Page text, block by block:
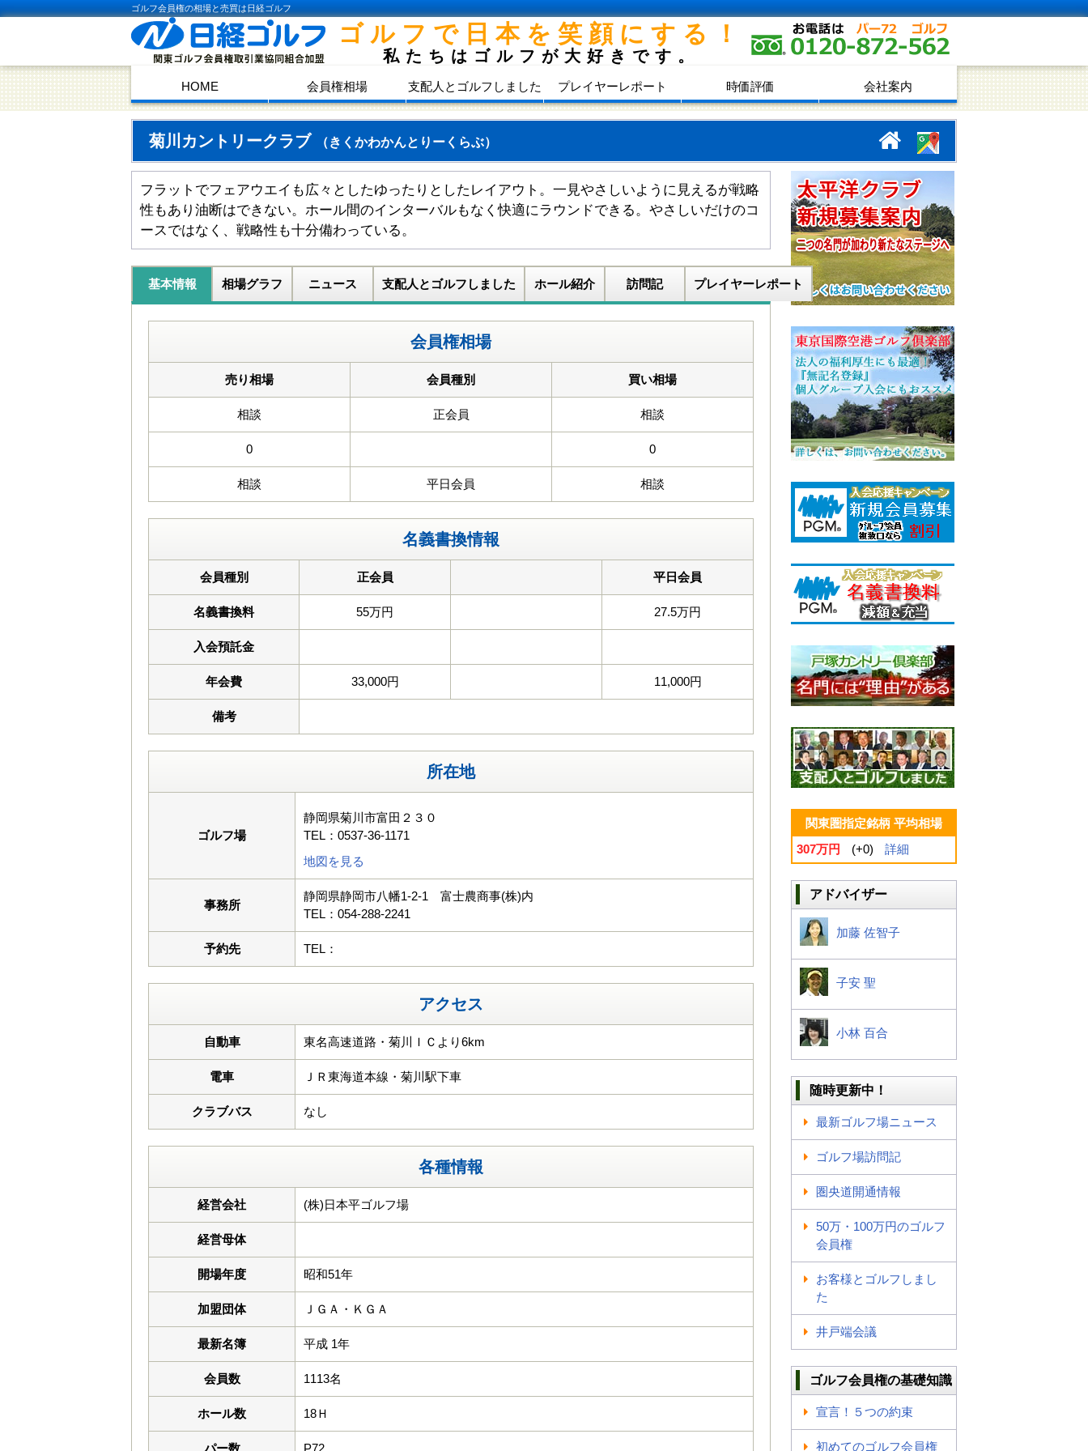
ゴルフ会員権の相場と売買は日経ゴルフ
ゴルフで日本を笑顔にする！
私たちはゴルフが大好きです。
HOME 会員権相場 支配人とゴルフしました プレイヤーレポート 時価評価 会社案内
菊川カントリークラブ （きくかわかんとりーくらぶ）
フラットでフェアウエイも広々としたゆったりとしたレイアウト。一見やさしいように見えるが戦略
性もあり油断はできない。ホール間のインターバルもなく快適にラウンドできる。やさしいだけのコ
ースではなく、戦略性も十分備わっている。
基本情報 相場グラフ ニュース 支配人とゴルフしました ホール紹介 訪問記 プレイヤーレポート
会員権相場
売り相場 会員種別 買い相場
相談 正会員 相談
0 0
相談 平日会員 相談
名義書換情報
会員種別 正会員 平日会員
名義書換料 55万円 27.5万円
入会預託金
年会費 33,000円 11,000円
備考
所在地
ゴルフ場
静岡県菊川市富田２３０
TEL：0537-36-1171
地図を見る
事務所
静岡県静岡市八幡1-2-1 富士農商事(株)内
TEL：054-288-2241
予約先 TEL：
アクセス
自動車 東名高速道路・菊川ＩＣより6km
電車 ＪＲ東海道本線・菊川駅下車
クラブバス なし
各種情報
経営会社 (株)日本平ゴルフ場
経営母体
開場年度 昭和51年
加盟団体 ＪＧＡ・ＫＧＡ
最新名簿 平成 1年
会員数 1113名
ホール数 18Ｈ
パー数 P72
関東圏指定銘柄 平均相場
307万円
(+0) 詳細
アドバイザー
加藤 佐智子
子安 聖
小林 百合
随時更新中！
最新ゴルフ場ニュース
ゴルフ場訪問記
圏央道開通情報
50万・100万円のゴルフ
会員権
お客様とゴルフしまし
た
井戸端会議
ゴルフ会員権の基礎知識
宣言！５つの約束
初めてのゴルフ会員権